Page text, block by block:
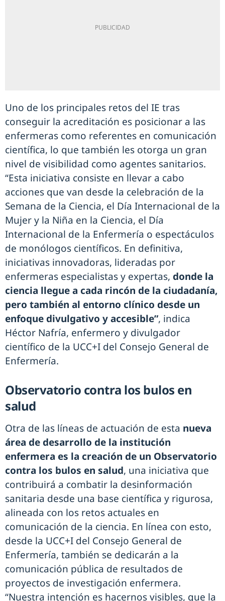
Uno de los principales retos del IE tras
conseguir la acreditación es posicionar a las
enfermeras como referentes en comunicación
científica, lo que también les otorga un gran
nivel de visibilidad como agentes sanitarios.
“Esta iniciativa consiste en llevar a cabo
acciones que van desde la celebración de la
Semana de la Ciencia, el Día Internacional de la
Mujer y la Niña en la Ciencia, el Día
Internacional de la Enfermería o espectáculos
de monólogos científicos. En definitiva,
iniciativas innovadoras, lideradas por
enfermeras especialistas y expertas, donde la
ciencia llegue a cada rincón de la ciudadanía,
pero también al entorno clínico desde un
enfoque divulgativo y accesible”, indica
Héctor Nafría, enfermero y divulgador
científico de la UCC+I del Consejo General de
Enfermería.
Observatorio contra los bulos en
salud
Otra de las líneas de actuación de esta nueva
área de desarrollo de la institución
enfermera es la creación de un Observatorio
contra los bulos en salud, una iniciativa que
contribuirá a combatir la desinformación
sanitaria desde una base científica y rigurosa,
alineada con los retos actuales en
comunicación de la ciencia. En línea con esto,
desde la UCC+I del Consejo General de
Enfermería, también se dedicarán a la
comunicación pública de resultados de
proyectos de investigación enfermera.
“Nuestra intención es hacernos visibles, que la